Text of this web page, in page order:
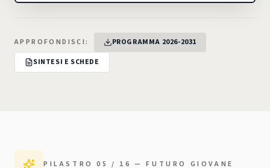
APPROFONDISCI:
PROGRAMMA 2026-2031
SINTESI E SCHEDE
PILASTRO05 / 16 —FUTURO GIOVANE